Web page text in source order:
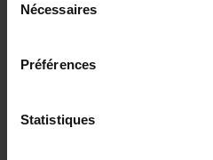
Nécessaires
Préférences
Statistiques
1 c.à.c. de paprika fumé
500 ml de bouillon de
Quelques brins de